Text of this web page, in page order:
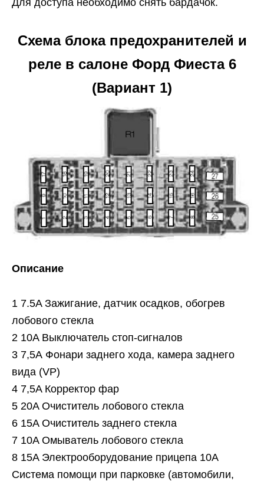
Для доступа необходимо снять бардачок.
Схема блока предохранителей и
реле в салоне Форд Фиеста 6
(Вариант 1)
Описание
1 7.5A Зажигание, датчик осадков, обогрев
лобового стекла
2 10A Выключатель стоп-сигналов
3 7,5А Фонари заднего хода, камера заднего
вида (VP)
4 7,5A Корректор фар
5 20A Очиститель лобового стекла
6 15A Очиститель заднего стекла
7 10A Омыватель лобового стекла
8 15A Электрооборудование прицепа 10А
Система помощи при парковке (автомобили,